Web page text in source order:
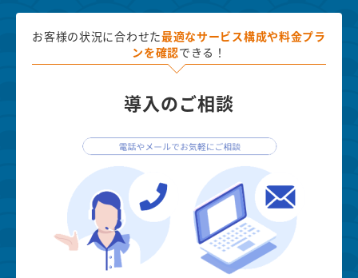
お客様の状況に合わせた最適なサービス構成や料金プラ
ンを確認できる！
導入のご相談